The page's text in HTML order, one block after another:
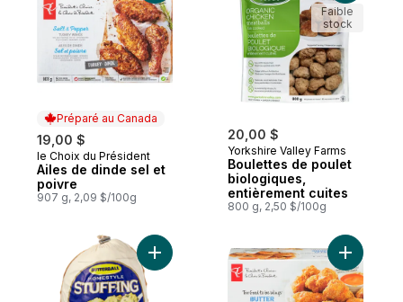
Préparé au Canada
19,00 $
Préparé au Canada
le Choix du Président
Ailes de dinde sel et
poivre
907 g, 2,09 $/100g
20,00 $
Yorkshire Valley Farms
Boulettes de poulet
biologiques,
entièrement cuites
800 g, 2,50 $/100g
Faible
stock
Ajouter Farce maison au panier Ajouter